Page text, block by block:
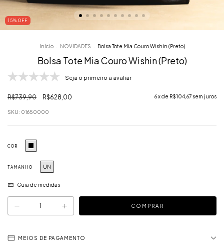
15% OFF
Início NOVIDADES Bolsa Tote Mia Couro Wishin (Preto)
Bolsa Tote Mia Couro Wishin (Preto)
Seja o primeiro a avaliar
R$739,90 R$628,00 6x de R$104,67 sem juros
SKU: 01650000
COR
TAMANHO UN
Guia de medidas
MEIOS DE PAGAMENTO